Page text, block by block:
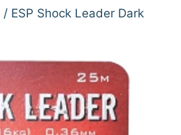
/ ESP Shock Leader Dark